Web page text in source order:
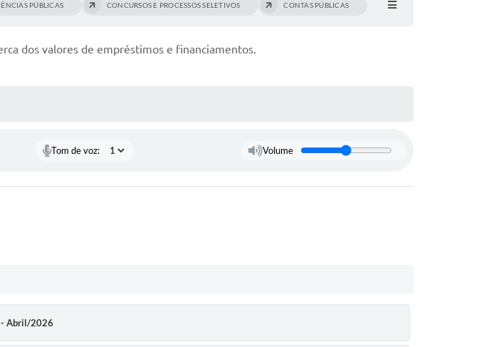
PÚBLICAS CONCURSOS E PROCESSOS SELETIVOS CONTAS PÚBLICAS
dos valores de empréstimos e financiamentos.
Tom de voz: Volume
- Abril/2026